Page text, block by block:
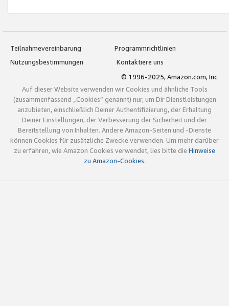
Teilnahmevereinbarung
Programmrichtlinien
Nutzungsbestimmungen
Kontaktiere uns
© 1996-2025, Amazon.com, Inc.
Auf dieser Website verwenden wir Cookies und ähnliche Tools
(zusammenfassend „Cookies“ genannt) nur, um Dir Dienstleistungen
anzubieten, einschließlich Deiner Authentifizierung, der Erhaltung
Deiner Einstellungen, der Verbesserung der Sicherheit und der
Bereitstellung von Inhalten. Andere Amazon-Seiten und -Dienste
können Cookies für zusätzliche Zwecke verwenden. Um mehr darüber
zu erfahren, wie Amazon Cookies verwendet, lies bitte die Hinweise
zu Amazon-Cookies.